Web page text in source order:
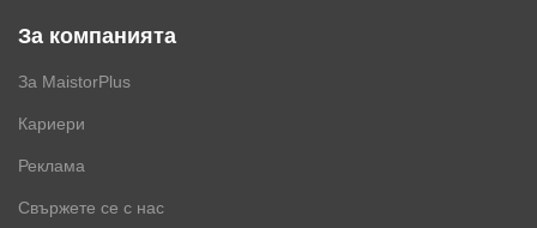
За компанията
За MaistorPlus
Кариери
Реклама
Свържете се с нас